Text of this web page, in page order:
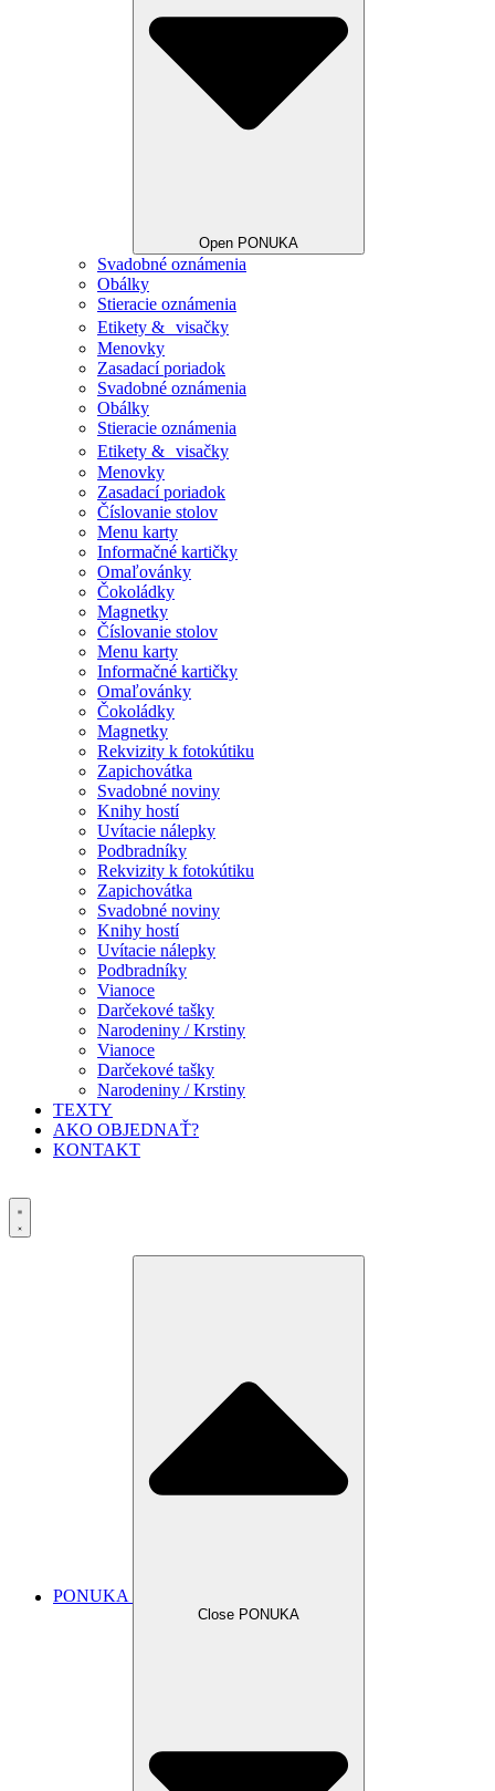
Open PONUKA
Svadobné oznámenia
Obálky
Stieracie oznámenia
Etikety & visačky
Menovky
Zasadací poriadok
Svadobné oznámenia
Obálky
Stieracie oznámenia
Etikety & visačky
Menovky
Zasadací poriadok
Číslovanie stolov
Menu karty
Informačné kartičky
Omaľovánky
Čokoládky
Magnetky
Číslovanie stolov
Menu karty
Informačné kartičky
Omaľovánky
Čokoládky
Magnetky
Rekvizity k fotokútiku
Zapichovátka
Svadobné noviny
Knihy hostí
Uvítacie nálepky
Podbradníky
Rekvizity k fotokútiku
Zapichovátka
Svadobné noviny
Knihy hostí
Uvítacie nálepky
Podbradníky
Vianoce
Darčekové tašky
Narodeniny / Krstiny
Vianoce
Darčekové tašky
Narodeniny / Krstiny
TEXTY
AKO OBJEDNAŤ?
KONTAKT
PONUKA
Close PONUKA